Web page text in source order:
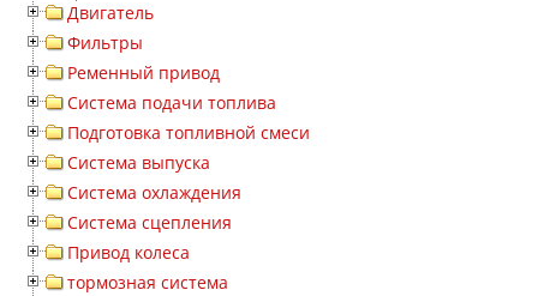
Двигатель
Фильтры
Ременный привод
Система подачи топлива
Подготовка топливной смеси
Система выпуска
Система охлаждения
Система сцепления
Привод колеса
тормозная система